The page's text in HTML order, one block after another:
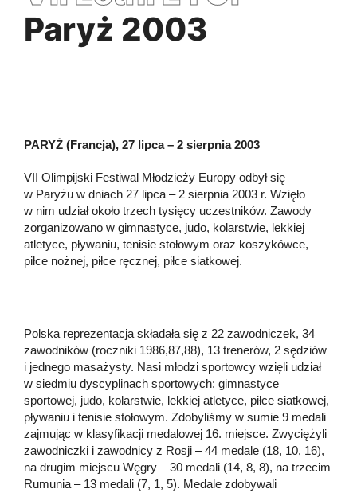
Paryż 2003
PARYŻ (Francja), 27 lipca – 2 sierpnia 2003
VII Olimpijski Festiwal Młodzieży Europy odbył się
w Paryżu w dniach 27 lipca – 2 sierpnia 2003 r. Wzięło
w nim udział około trzech tysięcy uczestników. Zawody
zorganizowano w gimnastyce, judo, kolarstwie, lekkiej
atletyce, pływaniu, tenisie stołowym oraz koszykówce,
piłce nożnej, piłce ręcznej, piłce siatkowej.
Polska reprezentacja składała się z 22 zawodniczek, 34
zawodników (roczniki 1986,87,88), 13 trenerów, 2 sędziów
i jednego masażysty. Nasi młodzi sportowcy wzięli udział
w siedmiu dyscyplinach sportowych: gimnastyce
sportowej, judo, kolarstwie, lekkiej atletyce, piłce siatkowej,
pływaniu i tenisie stołowym. Zdobyliśmy w sumie 9 medali
zajmując w klasyfikacji medalowej 16. miejsce. Zwyciężyli
zawodniczki i zawodnicy z Rosji – 44 medale (18, 10, 16),
na drugim miejscu Węgry – 30 medali (14, 8, 8), na trzecim
Rumunia – 13 medali (7, 1, 5). Medale zdobywali